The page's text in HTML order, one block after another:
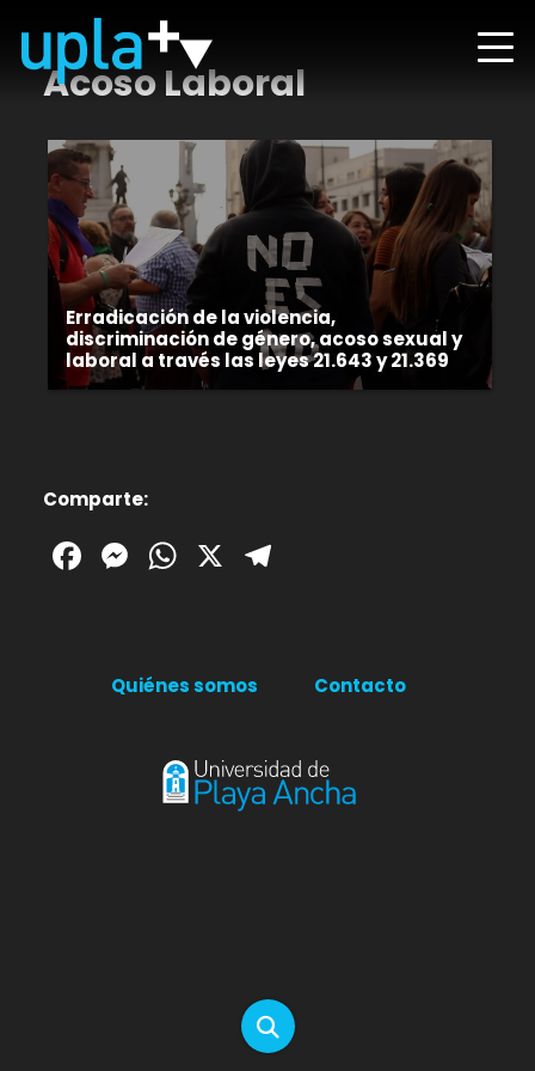
Acoso Laboral
Erradicación de la violencia,
discriminación de género, acoso sexual y
laboral a través las leyes 21.643 y 21.369
Comparte:
Facebook
Messenger
WhatsApp
X
Quiénes somos Contacto